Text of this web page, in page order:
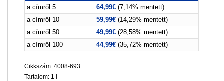
a címről 5
64,99€ (7,14% mentett)
a címről 10
59,99€ (14,29% mentett)
a címről 50
49,99€ (28,58% mentett)
a címről 100
44,99€ (35,72% mentett)
Cikkszám: 4008-693
Tartalom: 1